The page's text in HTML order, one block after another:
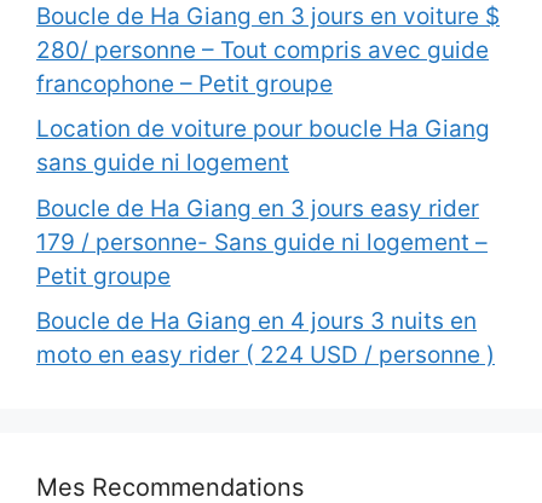
Boucle de Ha Giang en 3 jours en voiture $
280/ personne – Tout compris avec guide
francophone – Petit groupe
Location de voiture pour boucle Ha Giang
sans guide ni logement
Boucle de Ha Giang en 3 jours easy rider
179 / personne- Sans guide ni logement –
Petit groupe
Boucle de Ha Giang en 4 jours 3 nuits en
moto en easy rider ( 224 USD / personne )
Mes Recommendations